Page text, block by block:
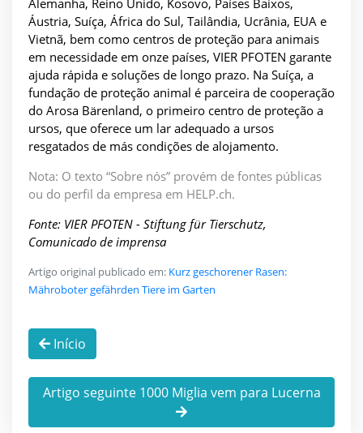
Alemanha, Reino Unido, Kosovo, Países Baixos,
Áustria, Suíça, África do Sul, Tailândia, Ucrânia, EUA e
Vietnã, bem como centros de proteção para animais
em necessidade em onze países, VIER PFOTEN garante
ajuda rápida e soluções de longo prazo. Na Suíça, a
fundação de proteção animal é parceira de cooperação
do Arosa Bärenland, o primeiro centro de proteção a
ursos, que oferece um lar adequado a ursos
resgatados de más condições de alojamento.
Nota: O texto “Sobre nós” provém de fontes públicas
ou do perfil da empresa em HELP.ch.
Fonte: VIER PFOTEN - Stiftung für Tierschutz,
Comunicado de imprensa
Artigo original publicado em: Kurz geschorener Rasen:
Mähroboter gefährden Tiere im Garten
Início
Artigo seguinte 1000 Miglia vem para Lucerna